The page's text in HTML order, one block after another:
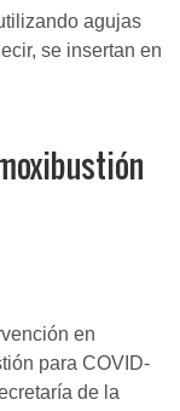
agujas
se insertan en
en
para COVID-
de la